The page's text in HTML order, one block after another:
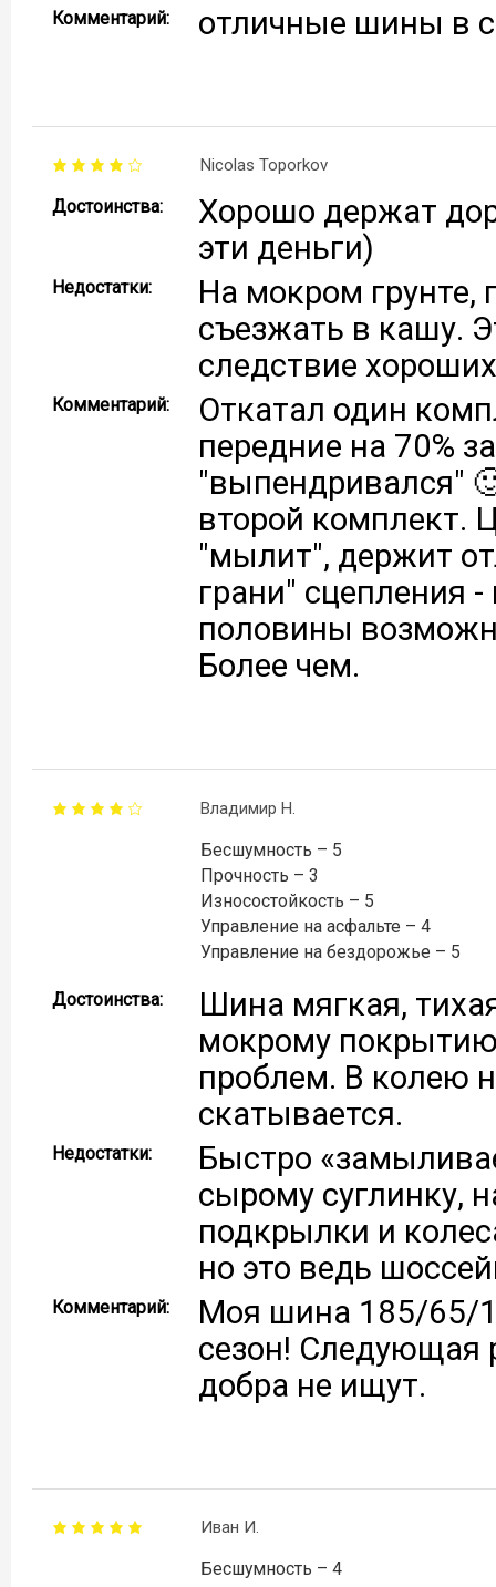
Комментарий: отличные шины в
Nicolas Toporkov
Достоинства:
Хорошо держат
эти деньги)
Недостатки:
На мокром грунте,
съезжать в кашу.
следствие
Комментарий:
Откатал один
передние на 70%
"выпендривался"
второй комплект.
"мылит", держит
грани" сцепления
половины
Более чем.
Владимир Н.
Бесшумность – 5
Прочность – 3
Износостойкость – 5
Управление на асфальте – 4
Управление на бездорожье – 5
Достоинства:
Шина мягкая,
мокрому покрытию
проблем. В колею
скатывается.
Недостатки:
Быстро
сырому суглинку,
подкрылки и
но это ведь
Комментарий:
Моя шина 185/65/
сезон! Следующая
добра не ищут.
Иван И.
Бесшумность – 4